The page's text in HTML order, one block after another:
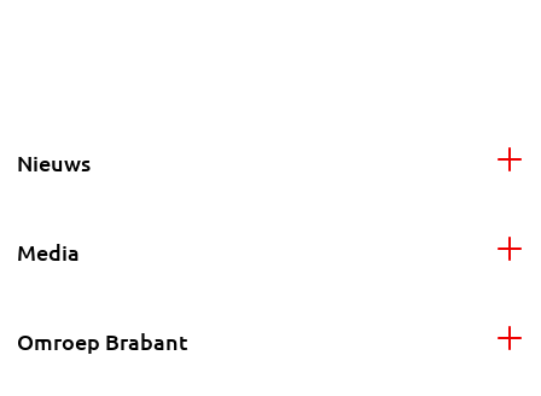
Nieuws
Media
Omroep Brabant